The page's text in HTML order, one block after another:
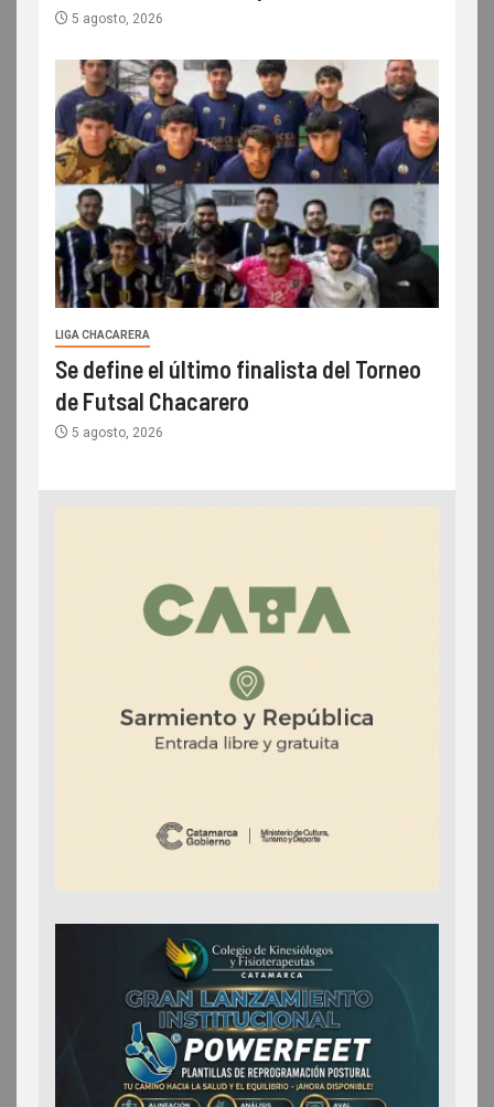
5 agosto, 2026
LIGA CHACARERA
Se define el último finalista del Torneo
de Futsal Chacarero
5 agosto, 2026